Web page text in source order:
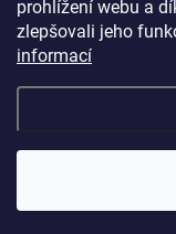
prohlížení webu a
zlepšovali jeho
informací